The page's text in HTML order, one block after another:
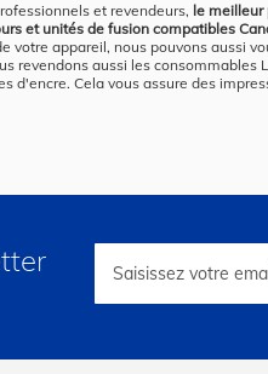
et revendeurs, le meilleur
et unités de fusion compatibles
votre appareil, nous pouvons aussi
revendons aussi les
d'encre. Cela vous assure des
lettre